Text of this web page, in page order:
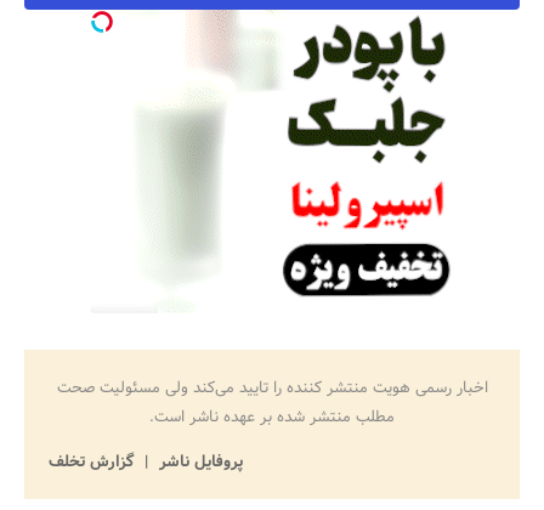
اخبار رسمی هویت منتشر کننده را تایید می‌کند ولی مسئولیت صحت
مطلب منتشر شده بر عهده ناشر است.
پروفایل ناشر
گزارش تخلف